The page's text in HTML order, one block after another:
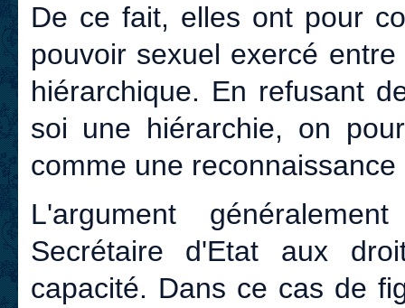
De ce fait, elles ont pour
pouvoir sexuel exercé
hiérarchique. En refusant
soi une hiérarchie, on
comme une
L'argument
Secrétaire d'Etat aux
capacité. Dans ce cas de